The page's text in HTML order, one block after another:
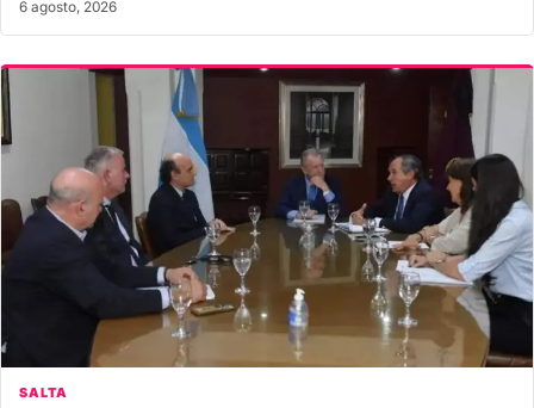
6 agosto, 2026
SALTA